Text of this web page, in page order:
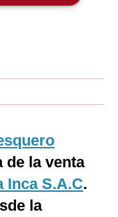
de la venta
Inca S.A.C.
la